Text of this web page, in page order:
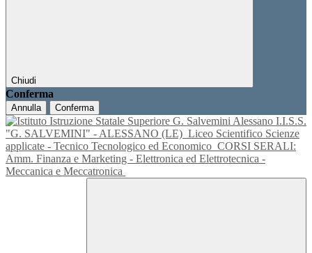
Chiudi
Conferma
Annulla Conferma
I.I.S.S.
"G. SALVEMINI" - ALESSANO (LE) Liceo Scientifico Scienze
applicate - Tecnico Tecnologico ed Economico CORSI SERALI:
Amm. Finanza e Marketing - Elettronica ed Elettrotecnica -
Meccanica e Meccatronica